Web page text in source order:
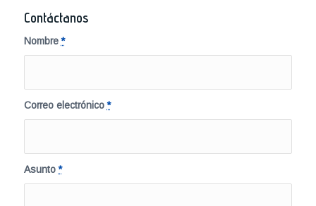
Contáctanos
Nombre*
Correo electrónico*
Asunto*